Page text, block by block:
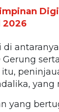
2026
Gerung
itu,
yang